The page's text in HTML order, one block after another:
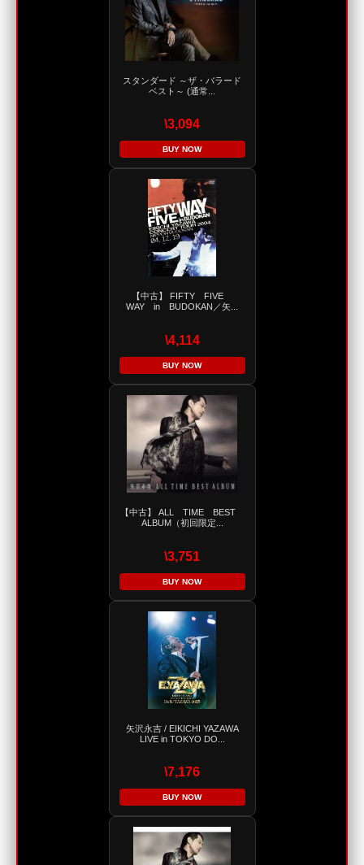
スタンダード ～ザ・バラード
ベスト～ (通常...
\3,094
BUY NOW
【中古】 FIFTY FIVE
WAY in BUDOKAN／矢...
\4,114
BUY NOW
【中古】 ALL TIME BEST
ALBUM（初回限定...
\3,751
BUY NOW
矢沢永吉 / EIKICHI YAZAWA
LIVE in TOKYO DO...
\7,176
BUY NOW